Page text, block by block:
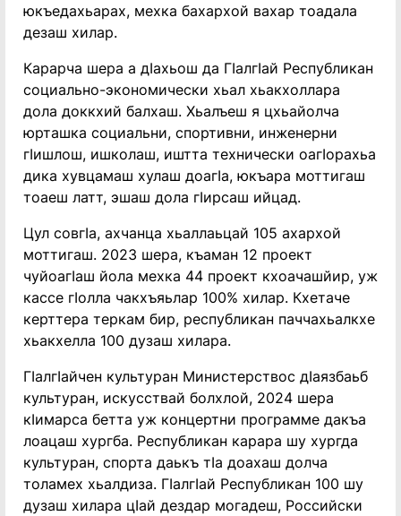
юкъедахьарах, мехка бахархой вахар тоадала
дезаш хилар.
Карарча шера а дӀахьош да ГӀалгӀай Республикан
социально-экономически хьал хьакхоллара
дола доккхий балхаш. Хьалъеш я цхьайолча
юрташка социальни, спортивни, инженерни
гӀишлош, ишколаш, иштта технически оагӀорахьа
дика хувцамаш хулаш доагӀа, юкъара моттигаш
тоаеш латт, эшаш дола гӀирсаш ийцад.
Цул совгӀа, ахчанца хьаллаьцай 105 ахархой
моттигаш. 2023 шера, къаман 12 проект
чуйоагӀаш йола мехка 44 проект кхоачашйир, уж
кассе гӀолла чакхъяьлар 100% хилар. Кхетаче
керттера теркам бир, республикан паччахьалкхе
хьакхелла 100 дузаш хилара.
ГӀалгӀайчен культуран Министерствос дӀаязбаьб
культуран, искусствай болхлой, 2024 шера
кӀимарса бетта уж концертни программе дакъа
лоацаш хургба. Республикан карара шу хургда
культуран, спорта даькъ тӀа доахаш долча
толамех хьалдиза. ГӀалгӀай Республикан 100 шу
дузаш хилара цӀай дездар могадеш, Российски